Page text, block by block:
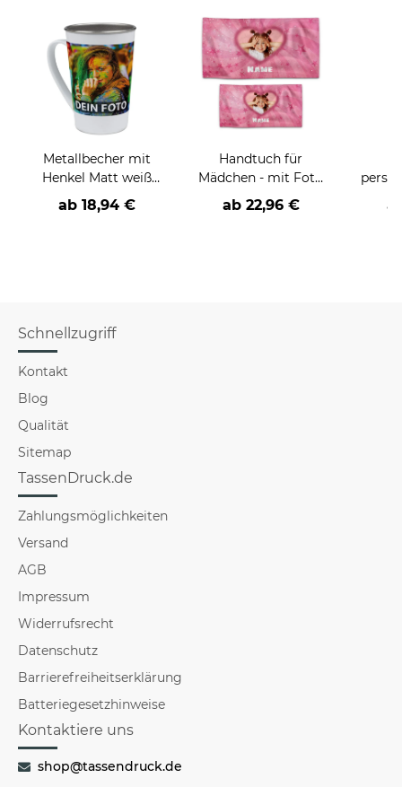
Metallbecher mit
Henkel Matt weiß
400 ml
ab 18,94 €
Handtuch für
Mädchen - mit Foto
und Name - Herz
rosa
ab 22,96 €
Schnellzugriff
Kontakt
Blog
Qualität
Sitemap
TassenDruck.de
Zahlungsmöglichkeiten
Versand
AGB
Impressum
Widerrufsrecht
Datenschutz
Barrierefreiheitserklärung
Batteriegesetzhinweise
Kontaktiere uns
shop@tassendruck.de